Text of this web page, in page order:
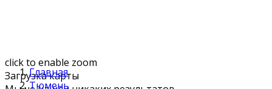
click to enable zoom
Загрузка карты
Главная
Тюмень